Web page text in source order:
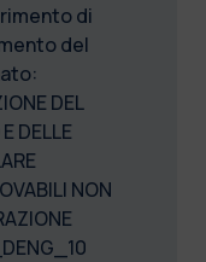
di
del
DEL
DELLE
NON